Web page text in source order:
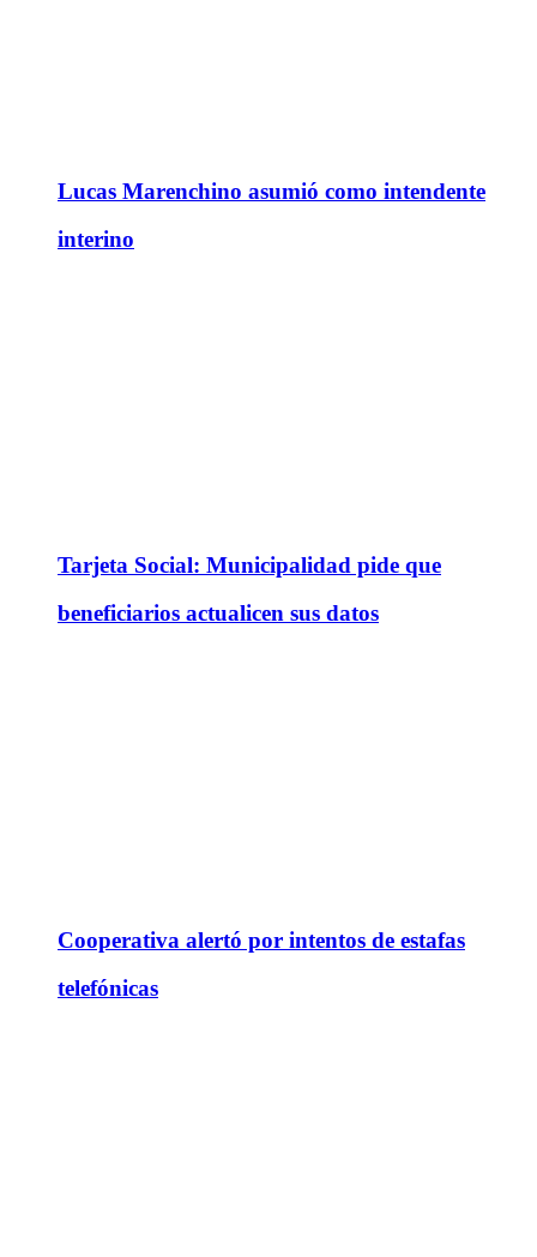
Lucas Marenchino asumió como intendente
interino
Tarjeta Social: Municipalidad pide que
beneficiarios actualicen sus datos
Cooperativa alertó por intentos de estafas
telefónicas